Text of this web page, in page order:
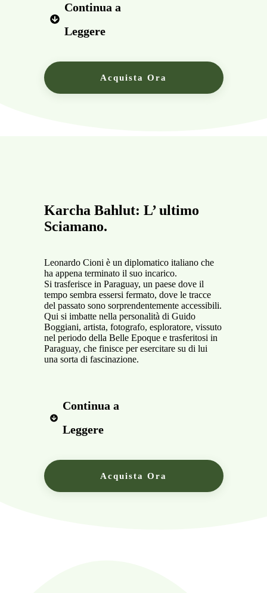
Continua a
Leggere
Acquista Ora
Karcha Bahlut: L’ ultimo
Sciamano.
Leonardo Cioni è un diplomatico italiano che
ha appena terminato il suo incarico.
Si trasferisce in Paraguay, un paese dove il
tempo sembra essersi fermato, dove le tracce
del passato sono sorprendentemente accessibili.
Qui si imbatte nella personalità di Guido
Boggiani, artista, fotografo, esploratore, vissuto
nel periodo della Belle Epoque e trasferitosi in
Paraguay, che finisce per esercitare su di lui
una sorta di fascinazione.
Continua a
Leggere
Acquista Ora